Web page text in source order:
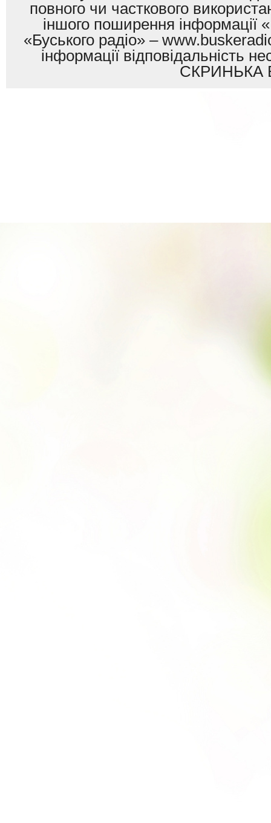
повного чи часткового
іншого поширення інформації
«Буського радіо» –
інформації
СКРИНЬКА